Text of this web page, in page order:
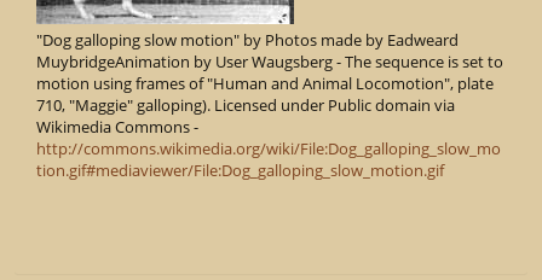
"Dog galloping slow motion" by Photos made by Eadweard
MuybridgeAnimation by User Waugsberg - The sequence is set to
motion using frames of "Human and Animal Locomotion", plate
710, "Maggie" galloping). Licensed under Public domain via
Wikimedia Commons -
http://commons.wikimedia.org/wiki/File:Dog_galloping_slow_mo
tion.gif#mediaviewer/File:Dog_galloping_slow_motion.gif